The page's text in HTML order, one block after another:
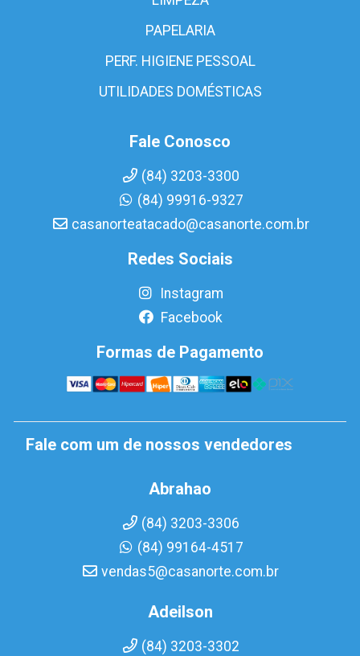
PAPELARIA
PERF. HIGIENE PESSOAL
UTILIDADES DOMÉSTICAS
Fale Conosco
(84) 3203-3300
(84) 99916-9327
casanorteatacado@casanorte.com.br
Redes Sociais
Instagram
Facebook
Formas de Pagamento
Fale com um de nossos vendedores
Abrahao
(84) 3203-3306
(84) 99164-4517
vendas5@casanorte.com.br
Adeilson
(84) 3203-3302